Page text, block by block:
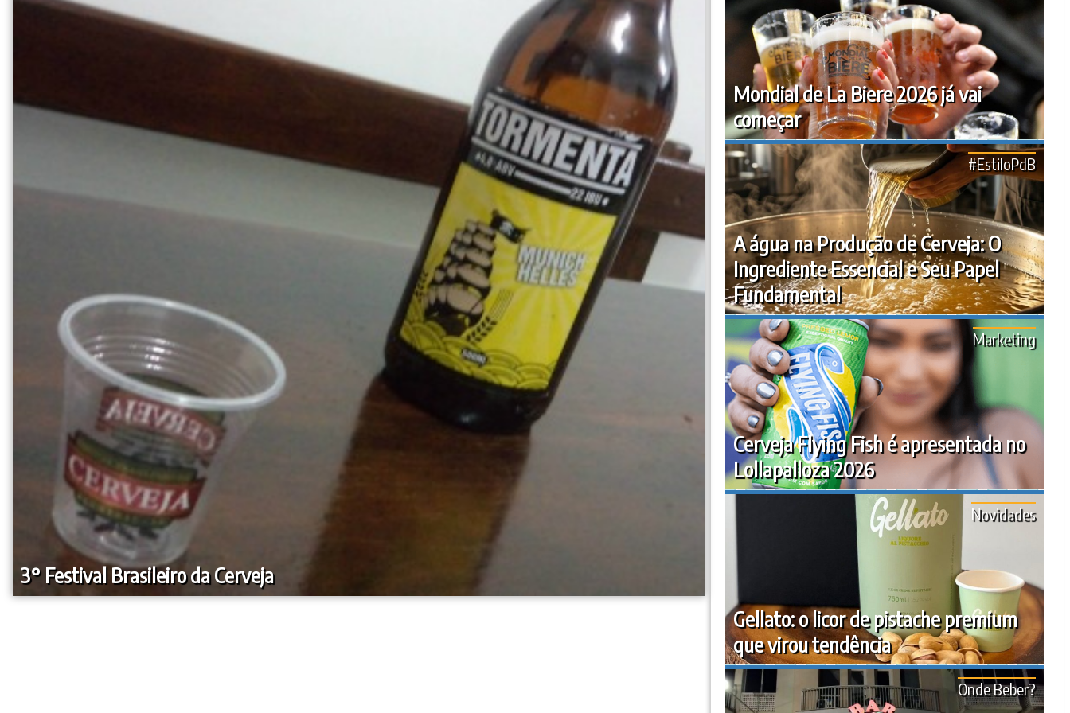
3° Festival Brasileiro da Cerveja
Mondial de La Biere 2026 já vai
começar
A água na Produção de Cerveja: O
Ingrediente Essencial e Seu Papel
Fundamental
#EstiloPdB
Cerveja Flying Fish é apresentada no
Lollapalloza 2026
Marketing
Gellato: o licor de pistache premium
que virou tendência
Novidades
Onde Beber?